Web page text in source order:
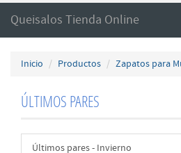
Queisalos Tienda Online
Inicio Productos Zapatos para
ÚLTIMOS PARES
Últimos pares - Invierno